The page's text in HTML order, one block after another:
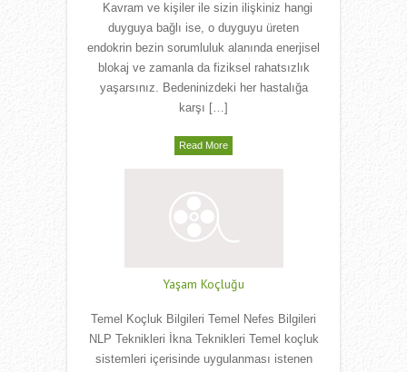
Kavram ve kişiler ile sizin ilişkiniz hangi
duyguya bağlı ise, o duyguyu üreten
endokrin bezin sorumluluk alanında enerjisel
blokaj ve zamanla da fiziksel rahatsızlık
yaşarsınız. Bedeninizdeki her hastalığa
karşı […]
Read More
Yaşam Koçluğu
Temel Koçluk Bilgileri Temel Nefes Bilgileri
NLP Teknikleri İkna Teknikleri Temel koçluk
sistemleri içerisinde uygulanması istenen